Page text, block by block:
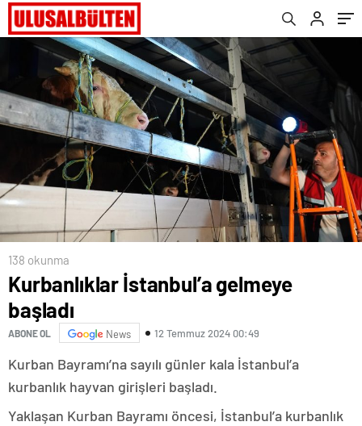
138 okunma
Kurbanlıklar İstanbul’a gelmeye
başladı
ABONE OL News 12 Temmuz 2024 00:49
Kurban Bayramı’na sayılı günler kala İstanbul’a
kurbanlık hayvan girişleri başladı.
Yaklaşan Kurban Bayramı öncesi, İstanbul’a kurbanlık